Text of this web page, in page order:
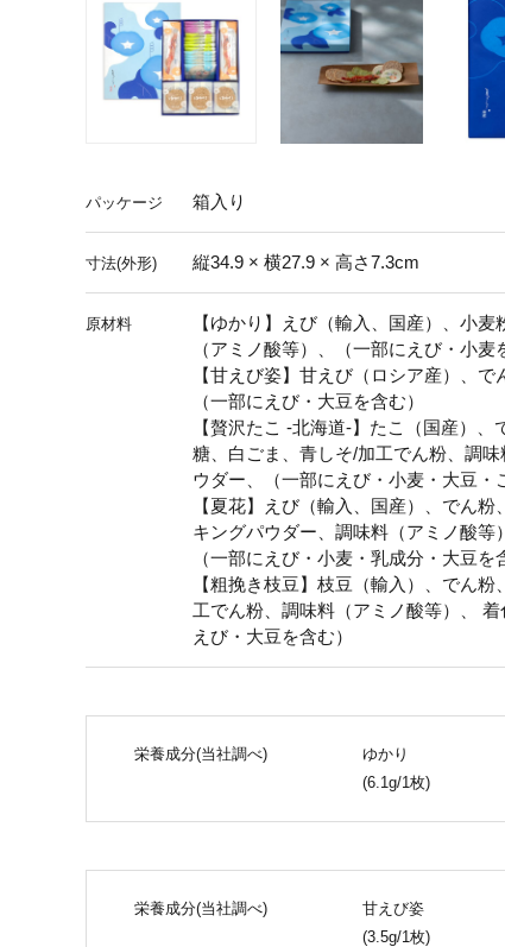
パッケージ 箱入り
寸法(外形) 縦34.9 × 横27.9 × 高さ7.3cm
原材料
【ゆかり】えび（輸入、国産）、小
（アミノ酸等）、（一部にえび・小麦
【甘えび姿】甘えび（ロシア産）、で
（一部にえび・大豆を含む）
【贅沢たこ -北海道-】たこ（国産）
糖、白ごま、青しそ/加工でん粉、調
ウダー、（一部にえび・小麦・大豆・
【夏花】えび（輸入、国産）、でん
キングパウダー、調味料（アミノ酸等
（一部にえび・小麦・乳成分・大豆を
【粗挽き枝豆】枝豆（輸入）、でん
工でん粉、調味料（アミノ酸等）、
えび・大豆を含む）
栄養成分(当社調べ)
ゆかり
(6.1g/1枚)
栄養成分(当社調べ)
甘えび姿
(3.5g/1枚)